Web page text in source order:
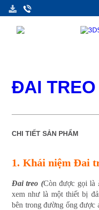
ĐAI TREO
CHI TIẾT SẢN PHẨM
1. Khái niệm Đai
Đai treo (Còn được gọi là
xem như là một thiết bị
bên trong đường ống được